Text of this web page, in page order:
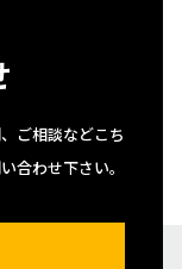
ご相談などこち
合わせ下さい。